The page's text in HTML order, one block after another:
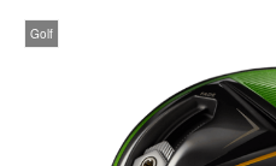
Golf